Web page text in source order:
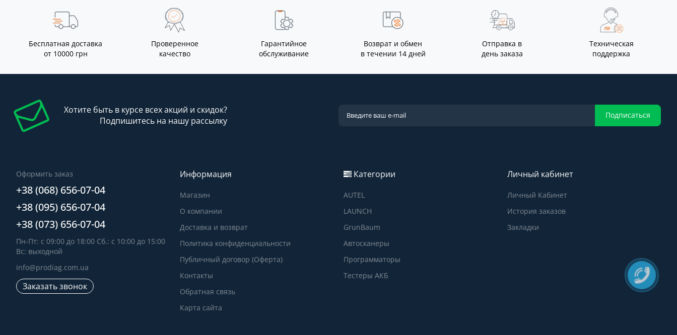
Бесплатная доставка
от 10000 грн
Проверенное
качество
Гарантийное
обслуживание
Возврат и обмен
в течении 14 дней
Отправка в
день заказа
Техническая
поддержка
Хотите быть в курсе всех акций и скидок?
Подпишитесь на нашу рассылку
Подписаться
Оформить заказ
+38 (068) 656-07-04
+38 (095) 656-07-04
+38 (073) 656-07-04
Пн-Пт: с 09:00 до 18:00 Сб.: с 10:00 до 15:00
Вс: выходной
info@prodiag.com.ua
Заказать звонок
Информация
Магазин
О компании
Доставка и возврат
Политика конфиденциальности
Публичный договор (Оферта)
Контакты
Обратная связь
Карта сайта
Категории
AUTEL
LAUNCH
GrunBaum
Автосканеры
Программаторы
Тестеры АКБ
Личный кабинет
Личный Кабинет
История заказов
Закладки